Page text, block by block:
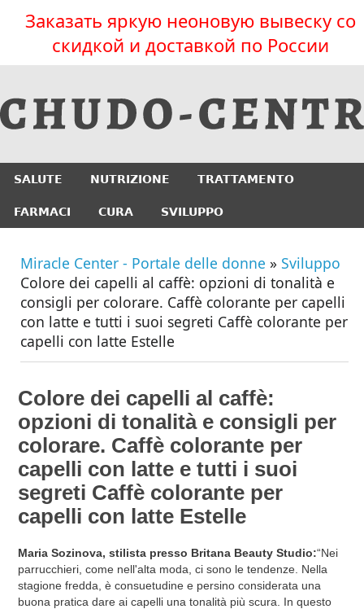
Заказать яркую неоновую вывеску со
скидкой и доставкой по России
SALUTE NUTRIZIONE TRATTAMENTO
FARMACI CURA SVILUPPO
Miracle Center - Portale delle donne » Sviluppo
Colore dei capelli al caffè: opzioni di tonalità e
consigli per colorare. Caffè colorante per capelli
con latte e tutti i suoi segreti Caffè colorante per
capelli con latte Estelle
Colore dei capelli al caffè:
opzioni di tonalità e consigli per
colorare. Caffè colorante per
capelli con latte e tutti i suoi
segreti Caffè colorante per
capelli con latte Estelle
Maria Sozinova, stilista presso Britana Beauty Studio:“Nei
parrucchieri, come nell'alta moda, ci sono le tendenze. Nella
stagione fredda, è consuetudine e persino considerata una
buona pratica dare ai capelli una tonalità più scura. In questo